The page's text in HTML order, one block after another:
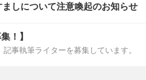
しについて注意喚起のお知らせ
！】
事執筆ライターを募集しています。